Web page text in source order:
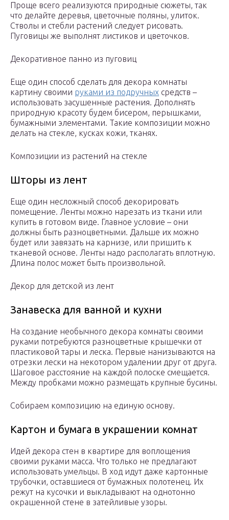
Проще всего реализуются природные сюжеты, так
что делайте деревья, цветочные поляны, улиток.
Стволы и стебли растений следует рисовать.
Пуговицы же выполнят листиков и цветочков.
Декоративное панно из пуговиц
Еще один способ сделать для декора комнаты
картину своими руками из подручных средств –
использовать засушенные растения. Дополнять
природную красоту будем бисером, перышками,
бумажными элементами. Такие композиции можно
делать на стекле, кусках кожи, тканях.
Композиции из растений на стекле
Шторы из лент
Еще один несложный способ декорировать
помещение. Ленты можно нарезать из ткани или
купить в готовом виде. Главное условие – они
должны быть разноцветными. Дальше их можно
будет или завязать на карнизе, или пришить к
тканевой основе. Ленты надо располагать вплотную.
Длина полос может быть произвольной.
Декор для детской из лент
Занавеска для ванной и кухни
На создание необычного декора комнаты своими
руками потребуются разноцветные крышечки от
пластиковой тары и леска. Первые нанизываются на
отрезки лески на некотором удалении друг от друга.
Шаговое расстояние на каждой полоске смещается.
Между пробками можно размещать крупные бусины.
Собираем композицию на единую основу.
Картон и бумага в украшении комнат
Идей декора стен в квартире для воплощения
своими руками масса. Что только не предлагают
использовать умельцы. В ход идут даже картонные
трубочки, оставшиеся от бумажных полотенец. Их
режут на кусочки и выкладывают на однотонно
окрашенной стене в затейливые узоры.